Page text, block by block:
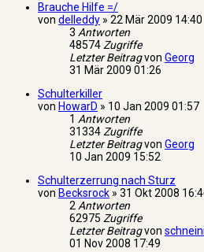
Brauche Hilfe =/
von delleddy » 22 Mär 2009 14:40
3 Antworten
48574Zugriffe
Letzter Beitragvon Georg
31 Mär 2009 01:26
Schulterkiller
von HowarD » 10 Jan 2009 01:57
1 Antworten
31334Zugriffe
Letzter Beitragvon Georg
10 Jan 2009 15:52
Schulterzerrung nach Sturz
von Becksrock » 31 Okt 2008
2Antworten
62975 Zugriffe
Letzter Beitragvon schneini
01 Nov 2008 17:49